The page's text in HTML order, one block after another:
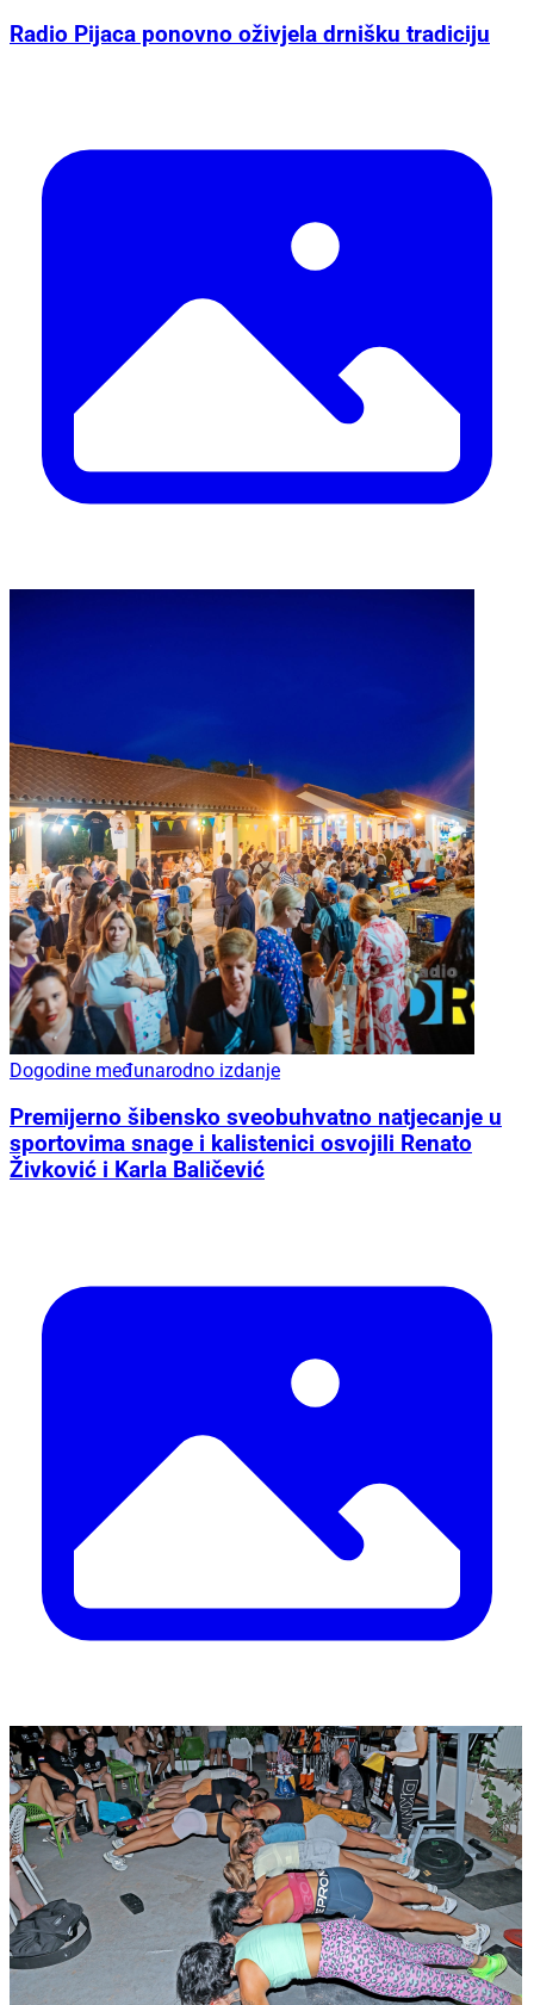
Radio Pijaca ponovno oživjela drnišku tradiciju
Dogodine međunarodno izdanje
Premijerno šibensko sveobuhvatno natjecanje u
sportovima snage i kalistenici osvojili Renato
Živković i Karla Baličević